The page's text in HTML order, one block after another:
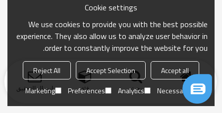
منزل بحث فئة ارسال التحقيق
Cookie settings
We use cookies to provide you with the best possible
experience. They also allow us to analyze user behavior in
order to constantly improve the website for you.
Accept all
Accept Selection
Reject All
Necessary
Analytics
Preferences
Marketing